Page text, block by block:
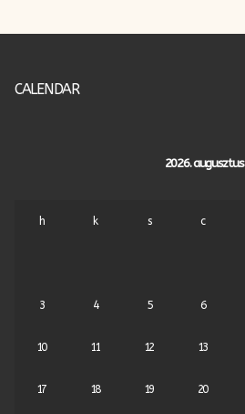
CALENDAR
2026. augusztus
h k s c
3 4 5 6
10 11 12 13
17 18 19 20